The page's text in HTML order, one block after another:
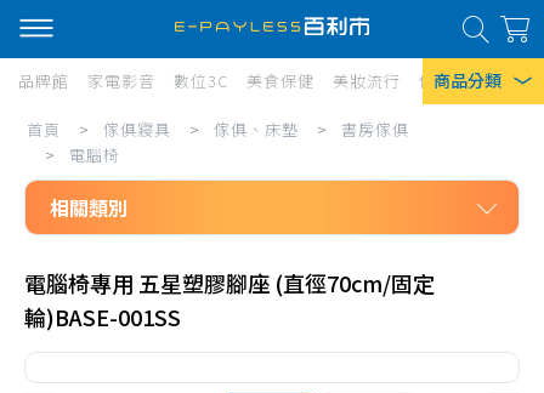
商品分類
熱門搜尋
風扇
口罩
除濕機
衛生紙
品牌館 家電影音 數位3C 美食保健 美妝流行 傢俱寢具 居
傢
寢
具/
傢
俱、
床
首頁 > 傢俱寢具 > 傢俱、床墊 >
書房傢俱
>
電腦椅
相關類別
傢俱、床墊
書桌、書房組
電腦椅專用 五星塑膠腳座 (直徑70cm/固定
輪)BASE-001SS